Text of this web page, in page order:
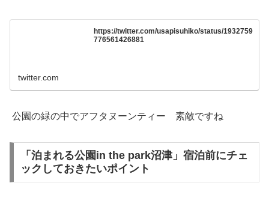
https://twitter.com/usapisuhiko/status/1932759
776561426881
twitter.com
公園の緑の中でアフタヌーンティー 素敵ですね
「泊まれる公園in the park沼津」宿泊前にチェ
ックしておきたいポイント